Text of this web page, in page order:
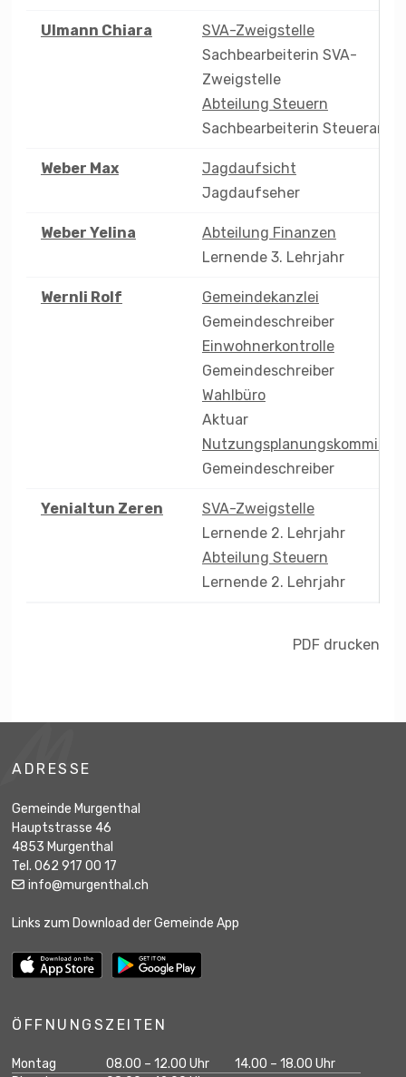
Ulmann Chiara
SVA-Zweigstelle
Sachbearbeiterin SVA-
Zweigstelle
Abteilung Steuern
Sachbearbeiterin Steueramt
Weber Max
Jagdaufsicht
Jagdaufseher
Weber Yelina
Abteilung Finanzen
Lernende 3. Lehrjahr
Wernli Rolf
Gemeindekanzlei
Gemeindeschreiber
Einwohnerkontrolle
Gemeindeschreiber
Wahlbüro
Aktuar
Gemeindeschreiber
Yenialtun Zeren
SVA-Zweigstelle
Lernende 2. Lehrjahr
Abteilung Steuern
Lernende 2. Lehrjahr
PDF drucken
Footer
ADRESSE
Gemeinde Murgenthal
Hauptstrasse 46
4853 Murgenthal
Tel. 062 917 00 17
info@murgenthal.ch
Links zum Download der Gemeinde App
ÖFFNUNGSZEITEN
Wochentag Öffnungszeiten Vormittag Öffnungszeiten
Montag 08.00 – 12.00 Uhr
14.00 – 18.00 Uhr